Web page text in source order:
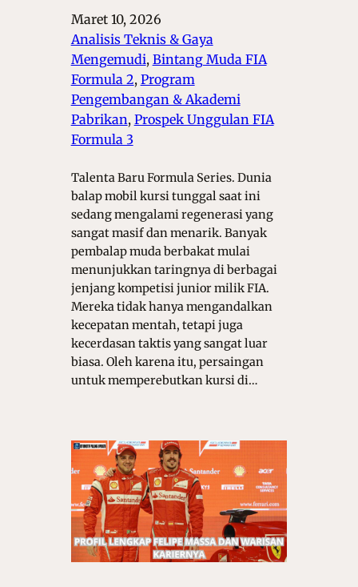
Maret 10, 2026
Analisis Teknis & Gaya
Mengemudi, Bintang Muda FIA
Formula 2, Program
Pengembangan & Akademi
Pabrikan, Prospek Unggulan FIA
Formula 3
Talenta Baru Formula Series. Dunia
balap mobil kursi tunggal saat ini
sedang mengalami regenerasi yang
sangat masif dan menarik. Banyak
pembalap muda berbakat mulai
menunjukkan taringnya di berbagai
jenjang kompetisi junior milik FIA.
Mereka tidak hanya mengandalkan
kecepatan mentah, tetapi juga
kecerdasan taktis yang sangat luar
biasa. Oleh karena itu, persaingan
untuk memperebutkan kursi di…